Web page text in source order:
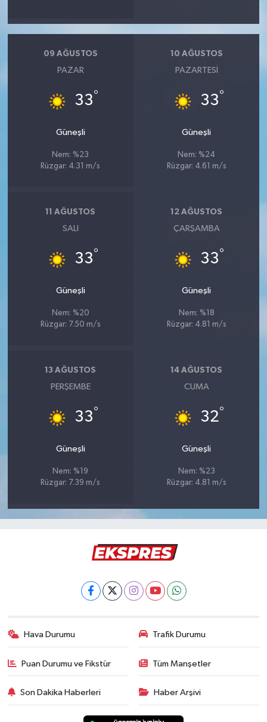
09 AĞUSTOS
PAZAR
33°
Güneşli
Nem: %23
Rüzgar: 4.31 m/s
10 AĞUSTOS
PAZARTESI
33°
Güneşli
Nem: %24
Rüzgar: 4.61 m/s
11 AĞUSTOS
SALI
33°
Güneşli
Nem: %20
Rüzgar: 7.50 m/s
12 AĞUSTOS
ÇARŞAMBA
33°
Güneşli
Nem: %18
Rüzgar: 4.81 m/s
13 AĞUSTOS
PERŞEMBE
33°
Güneşli
Nem: %19
Rüzgar: 7.39 m/s
14 AĞUSTOS
CUMA
32°
Güneşli
Nem: %23
Rüzgar: 4.81 m/s
Hava Durumu Trafik Durumu
Puan Durumu ve Fikstür Tüm Manşetler
Son Dakika Haberleri Haber Arşivi
Magazin
Otomobil
Pazarlar
Politika
Sağlık
Simav
Spor
Yemek Tarifleri